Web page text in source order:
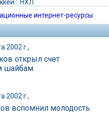
:: НХЛ
интернет-ресурсы
2002 г.,
открыл счет
шайбам
2002 г.,
вспомнил молодость